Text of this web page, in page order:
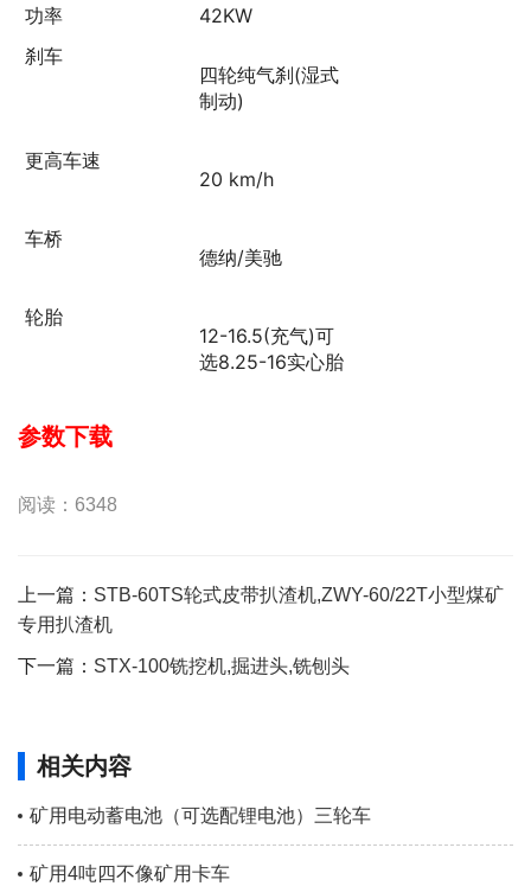
功率
42KW
刹车
四轮纯气刹(湿式
制动)
更高车速
20 km/h
车桥
德纳/美驰
轮胎
12-16.5(充气)可
选8.25-16实心胎
参数下载
阅读：6348
上一篇： STB-60TS轮式皮带扒渣机,ZWY-60/22T小型煤矿
专用扒渣机
下一篇： STX-100铣挖机,掘进头,铣刨头
相关内容
矿用电动蓄电池（可选配锂电池）三轮车
矿用4吨四不像矿用卡车